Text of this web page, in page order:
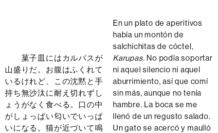
菓子皿にはカルパスが
山盛りだ。お腹はふくれて
いるけれど、この沈黙と手
持ち無沙汰に耐え切れずし
ょうがなく食べる。口の中
がしょっぱい匂いでいっぱ
いになる。猫が近づいて鳴
En un plato de aperitivos
había un montón de
salchichitas de cóctel,
Karupas. No podía soportar
ni aquel silencio ni aquel
aburrimiento, así que comí
sin más, aunque no tenía
hambre. La boca se me
llenó de un regusto salado.
Un gato se acercó y maulló